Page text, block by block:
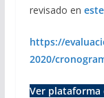
revisado en
https://
2020/
Ver plataforma